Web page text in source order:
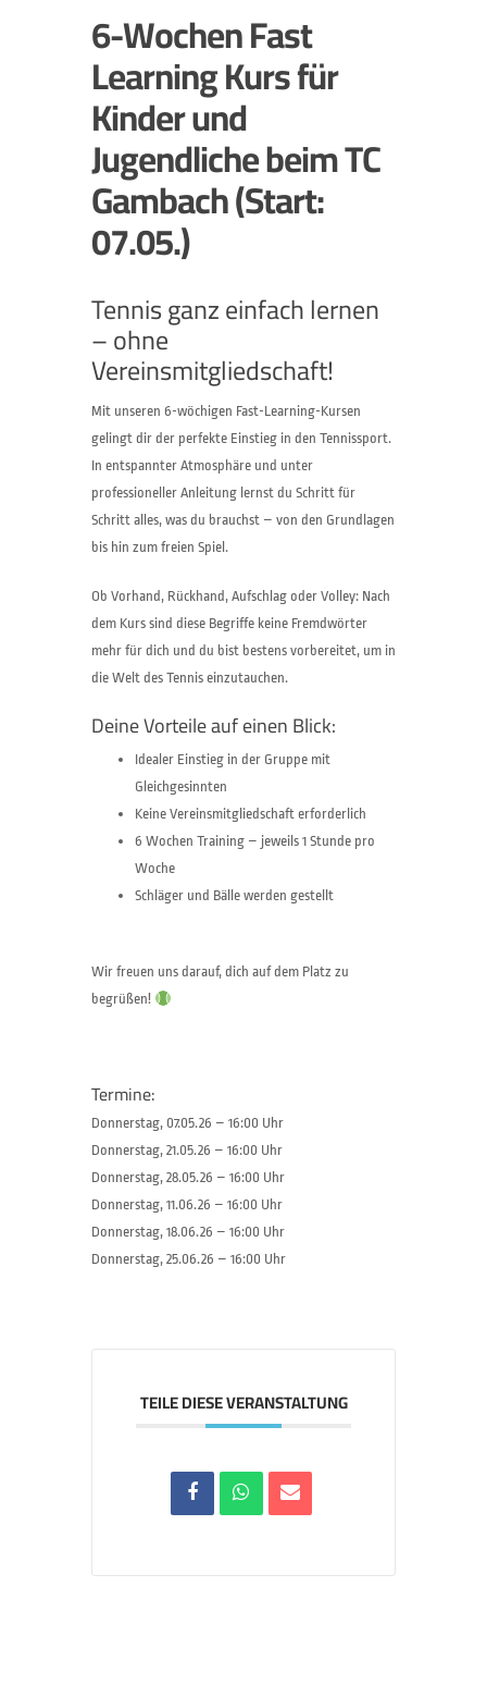
6-Wochen Fast
Learning Kurs für
Kinder und
Jugendliche beim TC
Gambach (Start:
07.05.)
Tennis ganz einfach lernen
– ohne
Vereinsmitgliedschaft!
Mit unseren 6-wöchigen Fast-Learning-Kursen
gelingt dir der perfekte Einstieg in den Tennissport.
In entspannter Atmosphäre und unter
professioneller Anleitung lernst du Schritt für
Schritt alles, was du brauchst – von den Grundlagen
bis hin zum freien Spiel.
Ob Vorhand, Rückhand, Aufschlag oder Volley: Nach
dem Kurs sind diese Begriffe keine Fremdwörter
mehr für dich und du bist bestens vorbereitet, um in
die Welt des Tennis einzutauchen.
Deine Vorteile auf einen Blick:
Idealer Einstieg in der Gruppe mit
Gleichgesinnten
Keine Vereinsmitgliedschaft erforderlich
6 Wochen Training – jeweils 1 Stunde pro
Woche
Schläger und Bälle werden gestellt
Wir freuen uns darauf, dich auf dem Platz zu
begrüßen!
Termine:
Donnerstag, 07.05.26 – 16:00 Uhr
Donnerstag, 21.05.26 – 16:00 Uhr
Donnerstag, 28.05.26 – 16:00 Uhr
Donnerstag, 11.06.26 – 16:00 Uhr
Donnerstag, 18.06.26 – 16:00 Uhr
Donnerstag, 25.06.26 – 16:00 Uhr
TEILE DIESE VERANSTALTUNG